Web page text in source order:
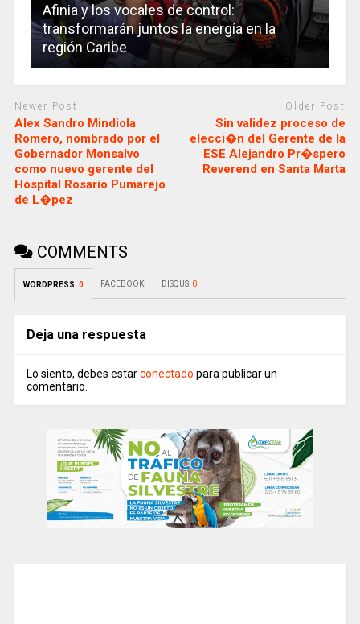
Afinia y los vocales de control:
transformarán juntos la energía en la
región Caribe
Newer Post
Alex Sandro Mindiola
Romero, nombrado por el
Gobernador Monsalvo
como nuevo gerente del
Hospital Rosario Pumarejo
de L�pez
Older Post
Sin validez proceso de
elecci�n del Gerente de la
ESE Alejandro Pr�spero
Reverend en Santa Marta
COMMENTS
WORDPRESS: 0 FACEBOOK: DISQUS: 0
Deja una respuesta
Lo siento, debes estarconectado para publicar un
comentario.